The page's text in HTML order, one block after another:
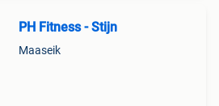
PH Fitness - Stijn
Maaseik